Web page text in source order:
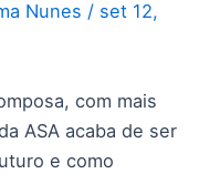
Nunes / set 12,
com mais
ASA acaba de ser
e como